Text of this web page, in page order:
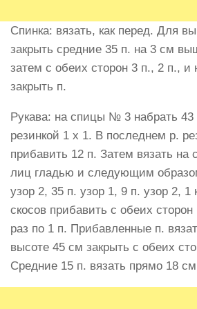
Спинка: вязать, как перед. Для
закрыть средние 35 п. на 3 см
затем с обеих сторон 3 п., 2 п., и
закрыть п.
Рукава: на спицы № 3 набрать 43
резинкой 1 х 1. В последнем р.
прибавить 12 п. Затем вязать
лиц гладью и следующим
узор 2, 35 п. узор 1, 9 п. узор 2, 1
скосов прибавить с обеих
раз по 1 п. Прибавленные п.
высоте 45 см закрыть с обеих
Средние 15 п. вязать прямо 18